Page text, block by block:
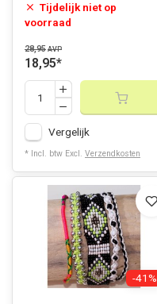
Tijdelijk niet op
voorraad
28,95 AVP
18,95*
Vergelijk
* Incl. btw Excl. Verzendkosten
-41%